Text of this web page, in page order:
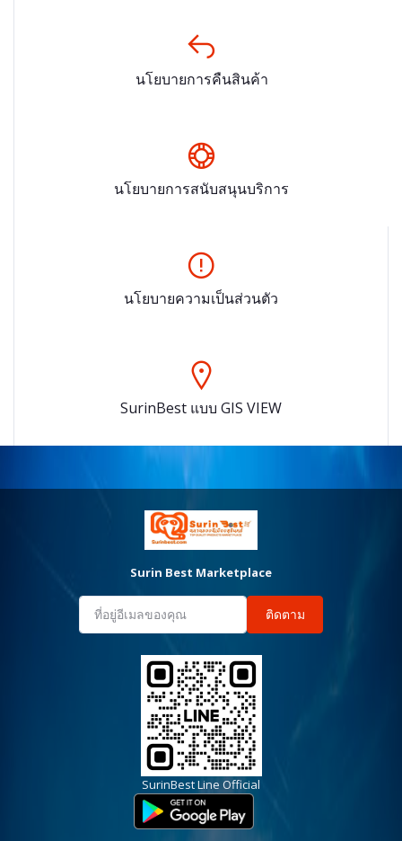
นโยบายการคืนสินค้า
นโยบายการสนับสนุนบริการ
นโยบายความเป็นส่วนตัว
SurinBest แบบ GIS VIEW
Surin Best Marketplace
ติดตาม
SurinBest Line Official